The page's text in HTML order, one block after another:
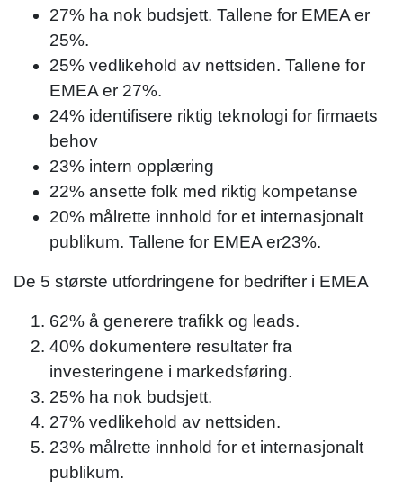
27% ha nok budsjett. Tallene for EMEA er
25%.
25% vedlikehold av nettsiden. Tallene for
EMEA er 27%.
24% identifisere riktig teknologi for firmaets
behov
23% intern opplæring
22% ansette folk med riktig kompetanse
20% målrette innhold for et internasjonalt
publikum. Tallene for EMEA er23%.
De 5 største utfordringene for bedrifter i EMEA
62% å generere trafikk og leads.
40% dokumentere resultater fra
investeringene i markedsføring.
25% ha nok budsjett.
27% vedlikehold av nettsiden.
23% målrette innhold for et internasjonalt
publikum.